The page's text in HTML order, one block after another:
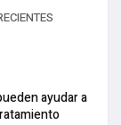
ayudar a